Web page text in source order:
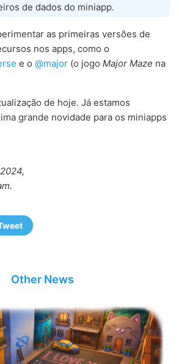
de dados do miniapp.
as primeiras versões de
nos apps, como o
e o @major (o jogo Major Maze na
de hoje. Já estamos
grande novidade para os miniapps
Other News